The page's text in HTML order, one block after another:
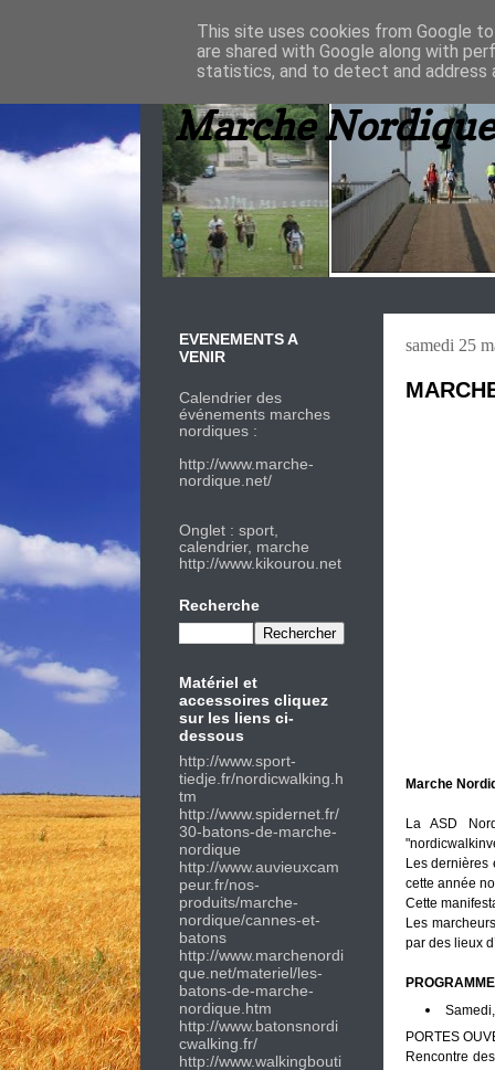
Marche
samedi 25
Marche
La ASD
Les dernières
cette année
Cette
Les
par des lieux
PROGRAMME
PORTES
Rencontre
EVENEMENTS A
VENIR
Calendrier des
événements marches
nordiques :
http://www.marche-
nordique.net/
Onglet : sport,
calendrier, marche
http://www.kikourou.net
Recherche
Matériel et
accessoires cliquez
sur les liens ci-
dessous
http://www.sport-
tiedje.fr/nordicwalking.h
tm
http://www.spidernet.fr/
30-batons-de-marche-
nordique
http://www.auvieuxcam
peur.fr/nos-
produits/marche-
nordique/cannes-et-
batons
http://www.marchenordi
que.net/materiel/les-
batons-de-marche-
nordique.htm
http://www.batonsnordi
cwalking.fr/
http://www.walkingbouti
This site uses cookies from Google
are shared with Google along with
statistics, and to detect and address